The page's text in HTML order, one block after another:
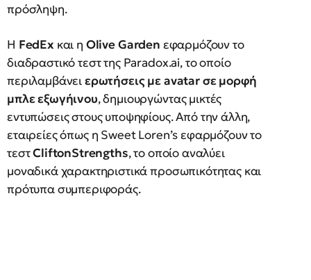
πρόσληψη.
Η FedEx και η Olive Garden εφαρμόζουν το
διαδραστικό τεστ της Paradox.ai, το οποίο
περιλαμβάνειερωτήσεις με avatar σε μορφή
μπλε εξωγήινου, δημιουργώντας μικτές
εντυπώσεις στους υποψηφίους. Από την άλλη,
εταιρείες όπως η Sweet Loren’s εφαρμόζουν το
τεστCliftonStrengths, το οποίο αναλύει
μοναδικά χαρακτηριστικά προσωπικότητας και
πρότυπα συμπεριφοράς.